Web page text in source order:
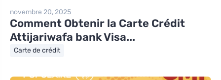
novembre 20, 2025
Comment Obtenir la Carte Crédit
Attijariwafa bank Visa...
Carte de crédit